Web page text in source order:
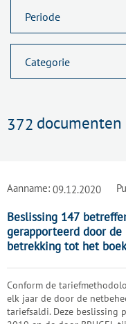
372 documenten
Aanname: 09.12.2020
Beslissing 147
gerapporteerd door de
betrekking tot het
Conform de
elk jaar de door de
tariefsaldi. Deze beslissing